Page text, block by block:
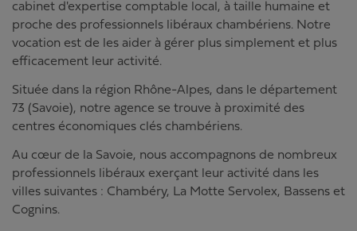
cabinet d'expertise comptable local, à taille humaine et
proche des professionnels libéraux chambériens. Notre
vocation est de les aider à gérer plus simplement et plus
efficacement leur activité.
Située dans la région Rhône-Alpes, dans le département
73 (Savoie), notre agence se trouve à proximité des
centres économiques clés chambériens.
Au cœur de la Savoie, nous accompagnons de nombreux
professionnels libéraux exerçant leur activité dans les
villes suivantes : Chambéry, La Motte Servolex, Bassens et
Cognins.